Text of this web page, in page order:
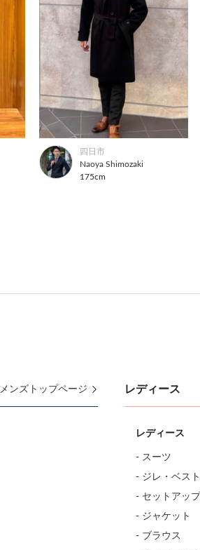
四日市
Naoya Shimozaki
175cm
メンズトップページ レディース
レディース
- スーツ
- ジレ・ベスト
- セットアップ
- ジャケット
- ブラウス